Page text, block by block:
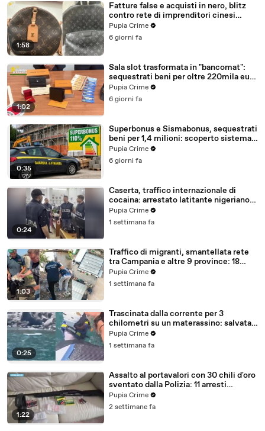
1:58
Fatture false e acquisti in nero, blitz
contro rete di imprenditori cinesi
sequestri per 8,5 milioni (29.07.26)
Pupia Crime
6 giorni fa
1:02
Sala slot trasformata in "bancomat":
sequestrati beni per oltre 220mila euro
a due coniugi (29.07.26)
Pupia Crime
6 giorni fa
0:35
Superbonus e Sismabonus, sequestrati
beni per 1,4 milioni: scoperto sistema
con false abitazioni (29.07.26)
Pupia Crime
6 giorni fa
0:24
Caserta, traffico internazionale di
cocaina: arrestato latitante nigeriano
ricercato dal 2019 (28.07.26)
Pupia Crime
1 settimana fa
1:03
Traffico di migranti, smantellata rete
tra Campania e altre 9 province: 18
arresti (27.07.26)
Pupia Crime
1 settimana fa
0:25
Trascinata dalla corrente per 3
chilometri su un materassino: salvata
dalla Polizia (25.07.26)
Pupia Crime
1 settimana fa
1:22
Assalto al portavalori con 30 chili d'oro
sventato dalla Polizia: 11 arresti
(25.07.26)
Pupia Crime
2 settimane fa